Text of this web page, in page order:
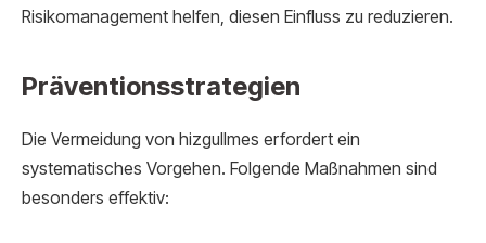
Risikomanagement helfen, diesen Einfluss zu reduzieren.
Präventionsstrategien
Die Vermeidung von hizgullmes erfordert ein
systematisches Vorgehen. Folgende Maßnahmen sind
besonders effektiv: